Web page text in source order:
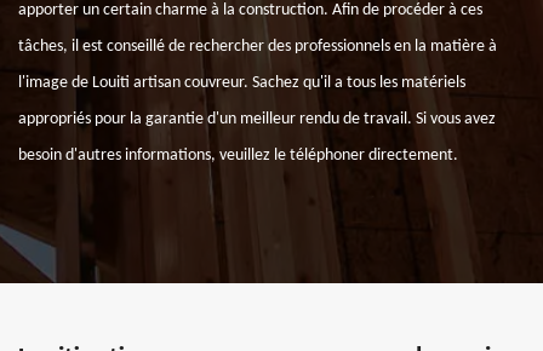
apporter un certain charme à la construction. Afin de procéder à ces
tâches, il est conseillé de rechercher des professionnels en la matière à
l'image de Louiti artisan couvreur. Sachez qu'il a tous les matériels
appropriés pour la garantie d'un meilleur rendu de travail. Si vous avez
besoin d'autres informations, veuillez le téléphoner directement.